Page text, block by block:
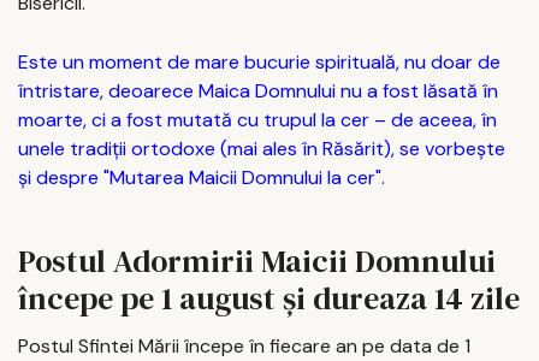
Este un moment de mare bucurie spirituală, nu doar de
întristare, deoarece Maica Domnului nu a fost lăsată în
moarte, ci a fost mutată cu trupul la cer – de aceea, în
unele tradiții ortodoxe (mai ales în Răsărit), se vorbește
și despre "Mutarea Maicii Domnului la cer".
Postul Adormirii Maicii Domnului
începe pe 1 august și dureaza 14 zile
Postul Sfintei Mării începe în fiecare an pe data de 1